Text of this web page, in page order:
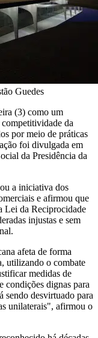
Guedes
(3) como um
da
por meio de práticas
foi divulgada em
da Presidência da
a iniciativa dos
e afirmou que
Lei da Reciprocidade
injustas e sem
afeta de forma
utilizando o combate
medidas de
condições dignas para
sendo desvirtuado para
unilaterais", afirmou o